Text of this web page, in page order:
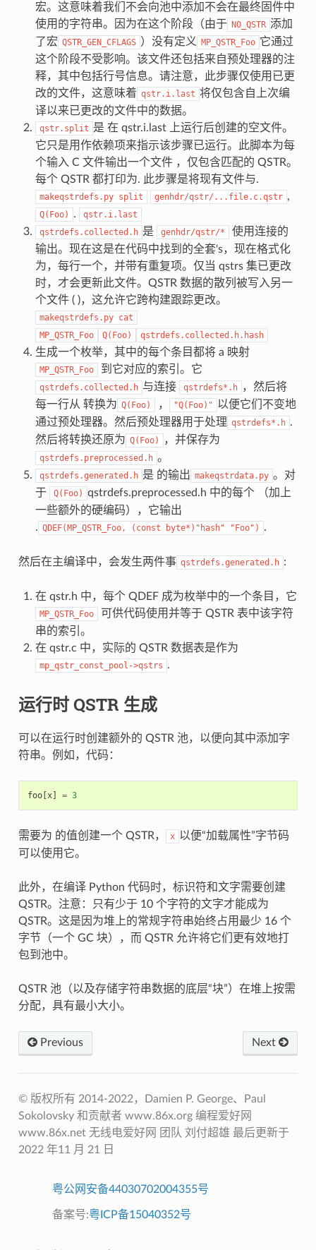
宏。这意味着我们不会向池中添加不会在最终固件中
使用的字符串。因为在这个阶段（由于 NO_QSTR 添加
了宏 QSTR_GEN_CFLAGS ）没有定义 MP_QSTR_Foo 它通过
这个阶段不受影响。该文件还包括来自预处理器的注
释，其中包括行号信息。请注意，此步骤仅使用已更
改的文件，这意味着 qstr.i.last 将仅包含自上次编
译以来已更改的文件中的数据。
qstr.split 是 在 qstr.i.last 上运行后创建的空文件。
它只是用作依赖项来指示该步骤已运行。此脚本为每
个输入 C 文件输出一个文件 ，仅包含匹配的 QSTR。
每个 QSTR 都打印为. 此步骤是将现有文件与.
makeqstrdefs.py split genhdr/qstr/...file.c.qstr ,
Q(Foo) .
qstr.i.last
qstrdefs.collected.h 是 genhdr/qstr/*
使用连接的
输出。现在这是在代码中找到的全套's，现在格式化
为，每行一个，并带有重复项。仅当 qstrs 集已更改
时，才会更新此文件。QSTR 数据的散列被写入另一
个文件 ( )，这允许它跨构建跟踪更改。
makeqstrdefs.py cat
MP_QSTR_Foo
Q(Foo) qstrdefs.collected.h.hash
生成一个枚举，其中的每个条目都将 a 映射
MP_QSTR_Foo 到它对应的索引。它
qstrdefs.collected.h 与连接 qstrdefs*.h ，然后将
每一行从 转换为 Q(Foo) ， "Q(Foo)" 以便它们不变地
通过预处理器。然后预处理器用于处理 qstrdefs*.h .
然后将转换还原为 Q(Foo) ，并保存为
qstrdefs.preprocessed.h 。
qstrdefs.generated.h 是 的输出 makeqstrdata.py 。对
于
Q(Foo) qstrdefs.preprocessed.h 中的每个 （加上
一些额外的硬编码），它输出
. QDEF(MP_QSTR_Foo, (const byte*)"hash" "Foo") .
然后在主编译中，会发生两件事 qstrdefs.generated.h :
在 qstr.h 中，每个 QDEF 成为枚举中的一个条目，它
MP_QSTR_Foo
可供代码使用并等于 QSTR 表中该字符
串的索引。
在 qstr.c 中，实际的 QSTR 数据表是作为
mp_qstr_const_pool->qstrs .
运行时 QSTR 生成
可以在运行时创建额外的 QSTR 池，以便向其中添加字
符串。例如，代码：
foo[x] = 3
需要为 的值创建一个 QSTR， x 以便“加载属性”字节码
可以使用它。
此外，在编译 Python 代码时，标识符和文字需要创建
QSTR。注意：只有少于 10 个字符的文字才能成为
QSTR。这是因为堆上的常规字符串始终占用最少 16 个
字节（一个 GC 块），而 QSTR 允许将它们更有效地打
包到池中。
QSTR 池（以及存储字符串数据的底层“块”）在堆上按需
分配，具有最小大小。
Next
Previous
© 版权所有 2014-2022，D​​amien P. George、Paul
Sokolovsky 和贡献者 www.86x.org 编程爱好网
www.86x.net 无线电爱好网 团队 刘付超雄 最后更新于
2022 年11 月 21 日
粤公网安备44030702004355号
备案号:粤ICP备15040352号